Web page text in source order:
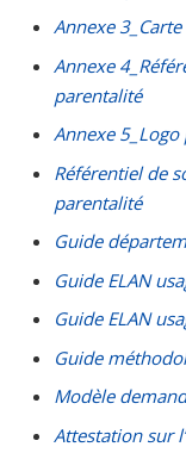
Annexe
Annexe
parentalité
Annexe
Référentiel de
parentalité
Guide
Guide ELAN
Guide ELAN
Guide
Modèle
Attestation sur